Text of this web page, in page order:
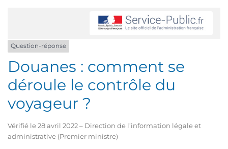
Question-réponse
Douanes : comment se
déroule le contrôle du
voyageur ?
Vérifié le 28 avril 2022 – Direction de l’information légale et
administrative (Premier ministre)